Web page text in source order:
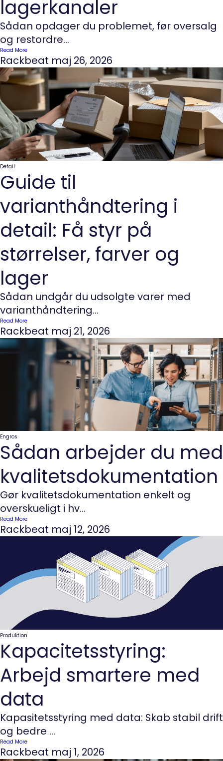
lagerkanaler
Sådan opdager du problemet, før oversalg
og restordre...
Read More
Rackbeat maj 26, 2026
Detail
Guide til
varianthåndtering i
detail: Få styr på
størrelser, farver og
lager
Sådan undgår du udsolgte varer med
varianthåndtering...
Read More
Rackbeat maj 21, 2026
Engros
Sådan arbejder du med
kvalitetsdokumentation
Gør kvalitetsdokumentation enkelt og
overskueligt i hv...
Read More
Rackbeat maj 12, 2026
Produktion
Kapacitetsstyring:
Arbejd smartere med
data
Kapasitetsstyring med data: Skab stabil drift
og bedre ...
Read More
Rackbeat maj 1, 2026